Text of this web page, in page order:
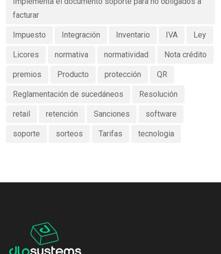
facturar
Impuesto Integración Inventario IVA Ley
Licores normativa normatividad Nota crédito
premios Producto protección QR
Reglamentación de sucedáneos Resolución
retail retención Sanciones software
soporte sorteos Tarifas tecnologia